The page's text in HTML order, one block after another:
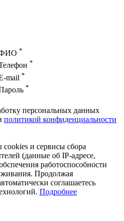
*
*
mail *
*
персональных данных
политикой конфиденциальности
cookies и сервисы сбора
(данные об IP-адресе,
работоспособности
Продолжая
соглашаетесь
Подробнее